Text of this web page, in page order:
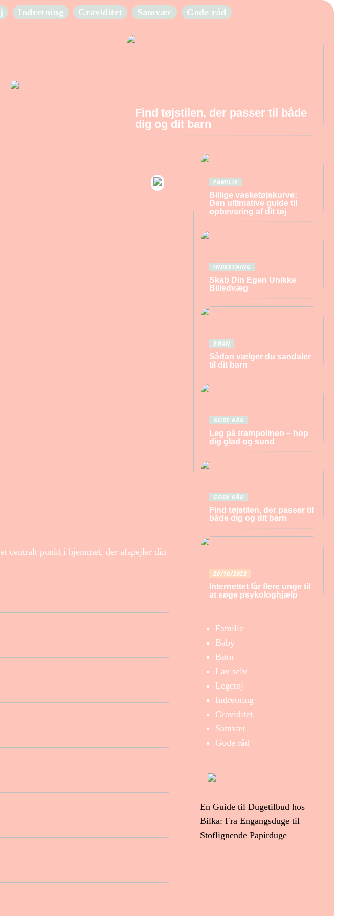
Indretning Graviditet Samvær Gode råd
Find tøjstilen, der passer til både
dig og dit barn
centralt punkt i hjemmet, der afspejler din
FAMILIE
Billige vasketøjskurve:
Den ultimative guide til
opbevaring af dit tøj
INDRETNING
Skab Din Egen Unikke
Billedvæg
BØRN
Sådan vælger du sandaler
til dit barn
GODE RÅD
Leg på trampolinen – hop
dig glad og sund
GODE RÅD
Find tøjstilen, der passer til
både dig og dit barn
20/10/2022
Internettet får flere unge til
at søge psykologhjælp
Familie
Baby
Børn
Lav selv
Legetøj
Indretning
Graviditet
Samvær
Gode råd
En Guide til Dugetilbud hos
Bilka: Fra Engangsduge til
Stoflignende Papirduge